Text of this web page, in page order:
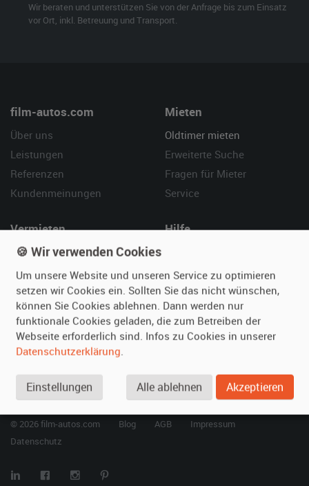
Wir beraten und unterstützen Sie von der Anfrage bis zum Einsatz
vor Ort, inkl. Betreuung und Transport.
film-autos.com
Über uns
Leistungen
Referenzen
Kundenmeinungen
Mieten
Oldtimer mieten
Erweiterte Suche
Fragen für Mieter
Service
Vermieten
Oldtimer anmelden
Fotos senden
Fragen für Vermieter
Inserat verwalten
Hilfe
So funktioniert's
Kontakt
SPECIAL
Berühmte Filmautos –
unsere Top 10 ...
© 2026 film-autos.com Blog AGB
Impressum
Datenschutz
🍪 Wir verwenden Cookies
Um unsere Website und unseren Service zu optimieren
setzen wir Cookies ein. Sollten Sie das nicht wünschen,
können Sie Cookies ablehnen. Dann werden nur
funktionale Cookies geladen, die zum Betreiben der
Webseite erforderlich sind. Infos zu Cookies in unserer
Datenschutzerklärung.
Einstellungen Alle ablehnen Akzeptieren